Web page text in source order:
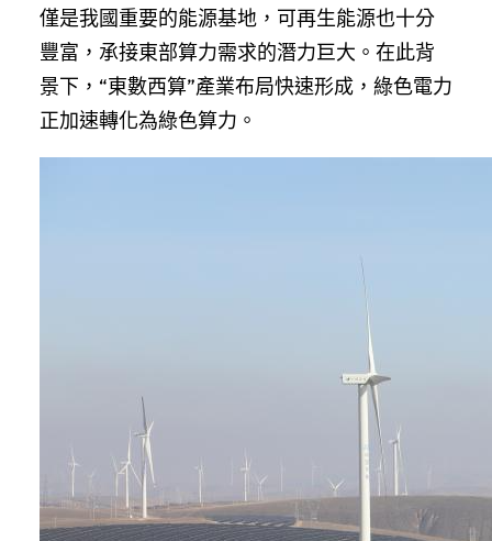
僅是我國重要的能源基地，可再生能源也十分
豐富，承接東部算力需求的潛力巨大。在此背
景下，“東數西算”產業布局快速形成，綠色電力
正加速轉化為綠色算力。